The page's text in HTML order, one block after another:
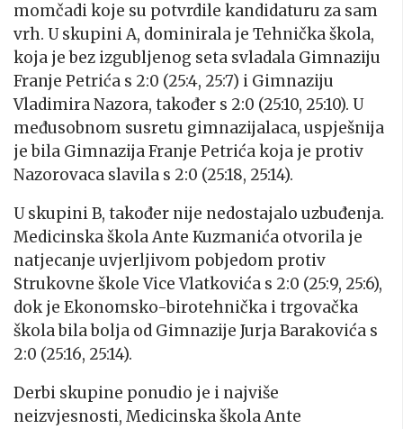
momčadi koje su potvrdile kandidaturu za sam
vrh. U skupini A, dominirala je Tehnička škola,
koja je bez izgubljenog seta svladala Gimnaziju
Franje Petrića s 2:0 (25:4, 25:7) i Gimnaziju
Vladimira Nazora, također s 2:0 (25:10, 25:10). U
međusobnom susretu gimnazijalaca, uspješnija
je bila Gimnazija Franje Petrića koja je protiv
Nazorovaca slavila s 2:0 (25:18, 25:14).
U skupini B, također nije nedostajalo uzbuđenja.
Medicinska škola Ante Kuzmanića otvorila je
natjecanje uvjerljivom pobjedom protiv
Strukovne škole Vice Vlatkovića s 2:0 (25:9, 25:6),
dok je Ekonomsko-birotehnička i trgovačka
škola bila bolja od Gimnazije Jurja Barakovića s
2:0 (25:16, 25:14).
Derbi skupine ponudio je i najviše
neizvjesnosti, Medicinska škola Ante